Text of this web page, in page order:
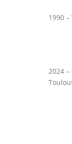
1990
2024